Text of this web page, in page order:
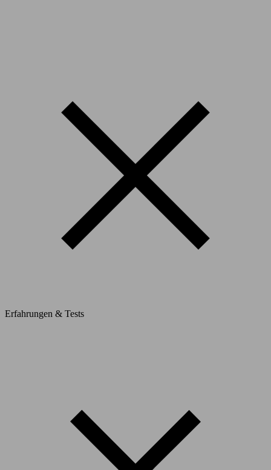
Erfahrungen & Tests